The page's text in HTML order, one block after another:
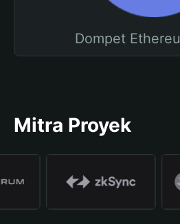
Dompet
Mitra Proyek